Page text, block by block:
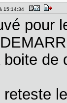
15:14:34
pour
boite de
reteste